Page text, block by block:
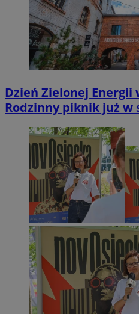
Dzień Zielonej Energii
Rodzinny piknik już w